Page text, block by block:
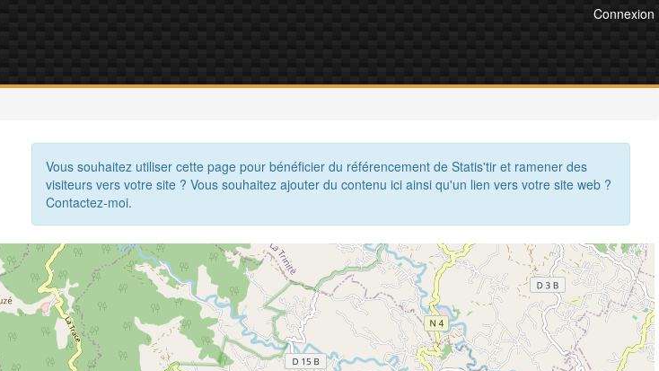
Connexion
Vous souhaitez utiliser cette page pour bénéficier du référencement de Statis'tir et ramener des
visiteurs vers votre site ? Vous souhaitez ajouter du contenu ici ainsi qu'un lien vers votre site web ?
Contactez-moi.